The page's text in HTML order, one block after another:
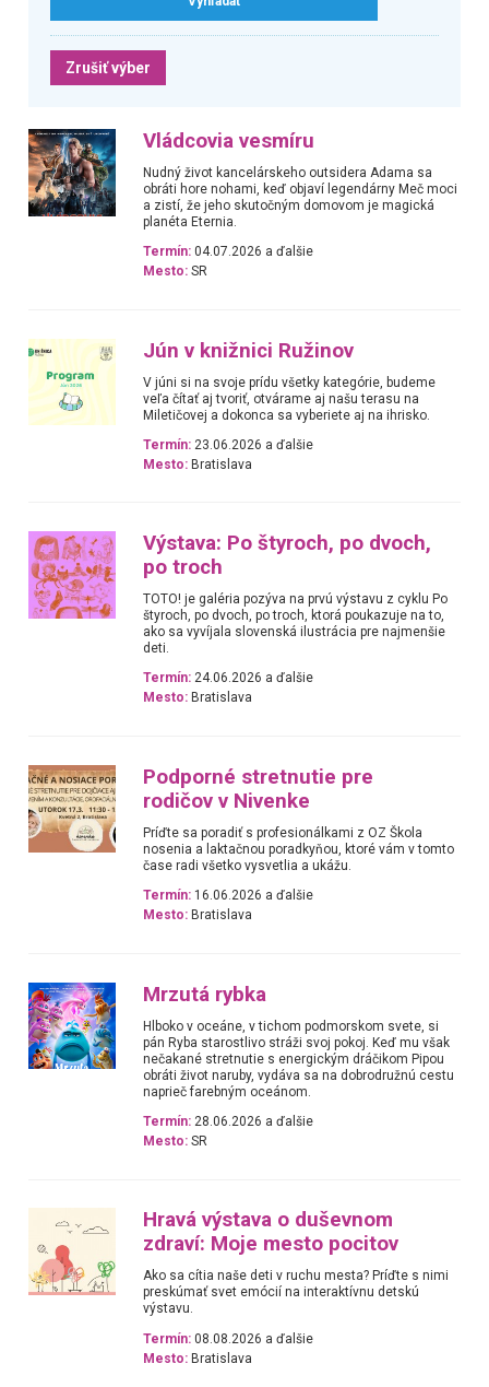
Zrušiť výber
Vládcovia vesmíru
Nudný život kancelárskeho outsidera Adama sa
obráti hore nohami, keď objaví legendárny Meč moci
a zistí, že jeho skutočným domovom je magická
planéta Eternia.
Termín: 04.07.2026 a ďalšie
Mesto: SR
Jún v knižnici Ružinov
V júni si na svoje prídu všetky kategórie, budeme
veľa čítať aj tvoriť, otvárame aj našu terasu na
Miletičovej a dokonca sa vyberiete aj na ihrisko.
Termín: 23.06.2026 a ďalšie
Mesto: Bratislava
Výstava: Po štyroch, po dvoch,
po troch
TOTO! je galéria pozýva na prvú výstavu z cyklu Po
štyroch, po dvoch, po troch, ktorá poukazuje na to,
ako sa vyvíjala slovenská ilustrácia pre najmenšie
deti.
Termín: 24.06.2026 a ďalšie
Mesto: Bratislava
Podporné stretnutie pre
rodičov v Nivenke
Príďte sa poradiť s profesionálkami z OZ Škola
nosenia a laktačnou poradkyňou, ktoré vám v tomto
čase radi všetko vysvetlia a ukážu.
Termín: 16.06.2026 a ďalšie
Mesto: Bratislava
Mrzutá rybka
Hlboko v oceáne, v tichom podmorskom svete, si
pán Ryba starostlivo stráži svoj pokoj. Keď mu však
nečakané stretnutie s energickým dráčikom Pipou
obráti život naruby, vydáva sa na dobrodružnú cestu
naprieč farebným oceánom.
Termín: 28.06.2026 a ďalšie
Mesto: SR
Hravá výstava o duševnom
zdraví: Moje mesto pocitov
Ako sa cítia naše deti v ruchu mesta? Príďte s nimi
preskúmať svet emócií na interaktívnu detskú
výstavu.
Termín: 08.08.2026 a ďalšie
Mesto: Bratislava